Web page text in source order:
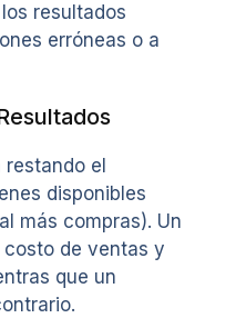
resultados
erróneas o a
el
disponibles
más compras). Un
de ventas y
que un